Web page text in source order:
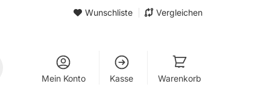
Wunschliste Vergleichen
Mein Konto Kasse Warenkorb